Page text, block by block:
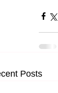
Posts